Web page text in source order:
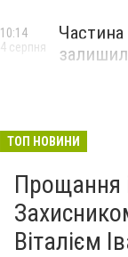
10:14
4 серпня
ТОП НОВИНИ
Прощання
Віталієм